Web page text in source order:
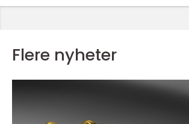
Flere nyheter